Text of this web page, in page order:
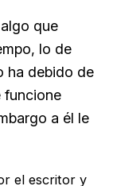
que
lo de
ha debido de
funcione
a él le
el escritor y